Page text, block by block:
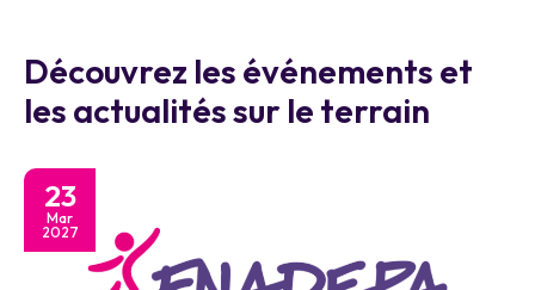
Découvrez les événements et
les actualités sur le terrain
23
Mar
2027